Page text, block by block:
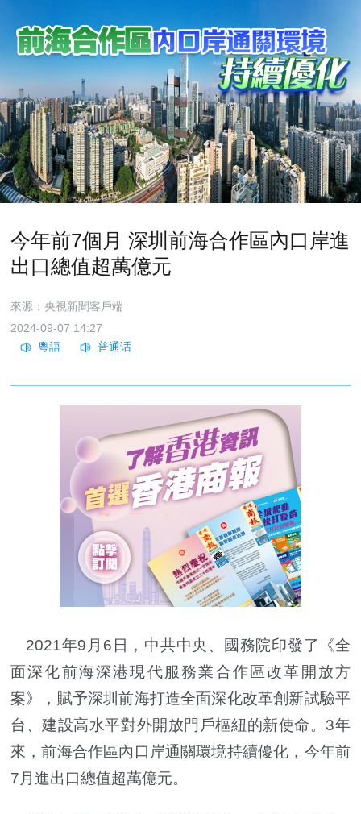
今年前7個月 深圳前海合作區內口岸進
出口總值超萬億元
來源：​央視新聞客戶端
2024-09-07 14:27
2021年9月6日，中共中央、國務院印發了《全
面深化前海深港現代服務業合作區改革開放方
案》，賦予深圳前海打造全面深化改革創新試驗平
台、建設高水平對外開放門戶樞紐的新使命。3年
來，前海合作區內口岸通關環境持續優化，今年前
7月進出口總值超萬億元。